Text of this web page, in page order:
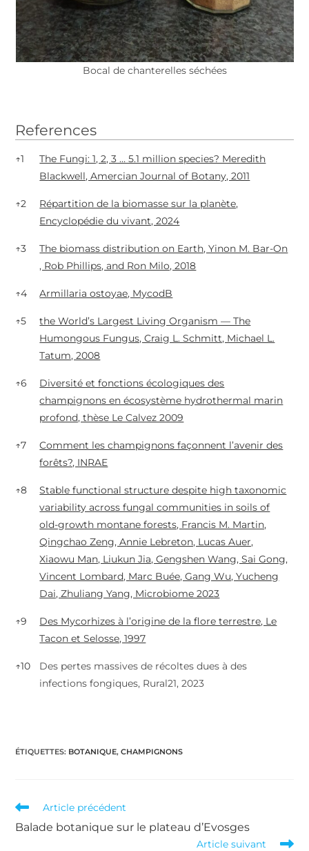
Bocal de chanterelles séchées
References
References
↑1
The Fungi: 1, 2, 3 … 5.1 million species? Meredith
Blackwell, Amercian Journal of Botany, 2011
↑2
Répartition de la biomasse sur la planète,
Encyclopédie du vivant, 2024
↑3
The biomass distribution on Earth, Yinon M. Bar-On
, Rob Phillips, and Ron Milo, 2018
↑4 Armillaria ostoyae, MycodB
↑5
the World’s Largest Living Organism — The
Humongous Fungus, Craig L. Schmitt, Michael L.
Tatum, 2008
↑6
Diversité et fonctions écologiques des
champignons en écosystème hydrothermal marin
profond, thèse Le Calvez 2009
↑7
Comment les champignons façonnent l’avenir des
forêts?, INRAE
↑8
Stable functional structure despite high taxonomic
variability across fungal communities in soils of
old-growth montane forests, Francis M. Martin,
Qingchao Zeng, Annie Lebreton, Lucas Auer,
Xiaowu Man, Liukun Jia, Gengshen Wang, Sai Gong,
Vincent Lombard, Marc Buée, Gang Wu, Yucheng
Dai, Zhuliang Yang, Microbiome 2023
↑9
Des Mycorhizes à l’origine de la flore terrestre, Le
Tacon et Selosse, 1997
↑10
Des pertes massives de récoltes dues à des
infections fongiques, Rural21, 2023
ÉTIQUETTES: BOTANIQUE, CHAMPIGNONS
Read
articles
Article précédent
Balade botanique sur le plateau d’Evosges
Article suivant